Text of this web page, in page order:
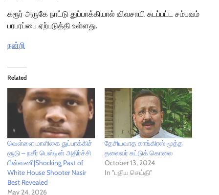
கரூர் அருகே நாட்டு துப்பாக்கியால் விவசாயி சுடப்பட்ட சம்பவம்
பரபரப்பை ஏற்படுத்தி உள்ளது.
நன்றி
Related
வெள்ளை மாளிகை துப்பாக்கிச்
சூடு – நசீர் பெஸ்டின் அதிர்ச்சி
பின்னணி|Shocking Past of
White House Shooter Nasir
Best Revealed
May 24, 2026
தேசியவாத காங்கிரஸ் மூத்த
தலைவர் சுட்டுக் கொலை
October 13, 2024
In "புதிய செய்தி"